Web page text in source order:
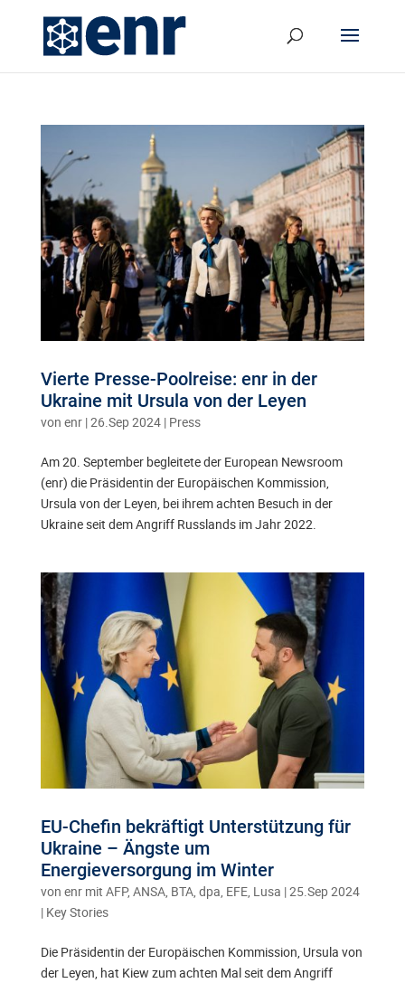
Vierte Presse-Poolreise: enr in der
Ukraine mit Ursula von der Leyen
von enr|26.Sep 2024| Press
Am 20. September begleitete der European Newsroom
(enr) die Präsidentin der Europäischen Kommission,
Ursula von der Leyen, bei ihrem achten Besuch in der
Ukraine seit dem Angriff Russlands im Jahr 2022.
EU-Chefin bekräftigt Unterstützung für
Ukraine – Ängste um
Energieversorgung im Winter
von enr mit AFP, ANSA, BTA, dpa, EFE, Lusa |25.Sep 2024
| Key Stories
Die Präsidentin der Europäischen Kommission, Ursula von
der Leyen, hat Kiew zum achten Mal seit dem Angriff